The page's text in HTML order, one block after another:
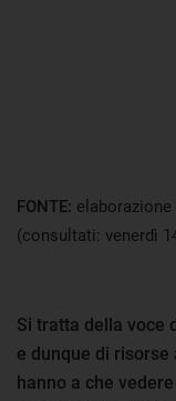
FONTE:
(consultati: venerdì
Si tratta della voce
e dunque di
hanno a che